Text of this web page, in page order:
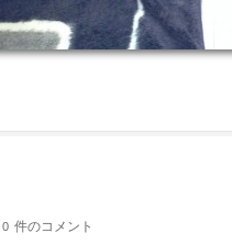
0 件のコメント